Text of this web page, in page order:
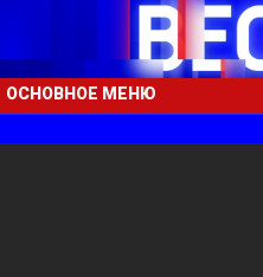
ОСНОВНОЕ МЕНЮ